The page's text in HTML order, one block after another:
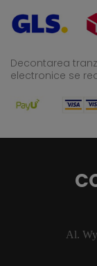
Decontarea
electronice se
Al.